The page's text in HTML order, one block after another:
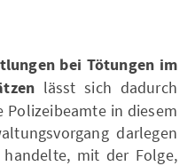
bei Tötungen im
lässt sich dadurch
Polizeibeamte in diesem
darlegen
mit der Folge,